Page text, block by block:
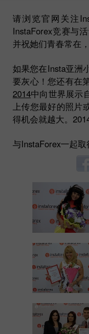
请浏览官网关注
InstaForex竞赛与
并祝她们青春常在
如果您在Insta亚洲
要灰心！您还有
2014中向世界展示
上传您最好的照片
得机会就越大。
与InstaForex一起取